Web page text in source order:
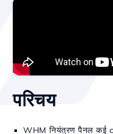
परिचय
WHM नियंत्रण पैनल कई